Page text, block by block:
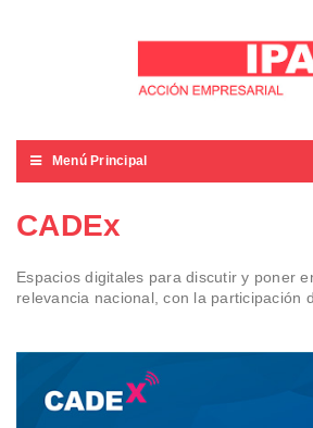
Menú Principal
CADEx
Espacios digitales para discutir y poner
relevancia nacional, con la participación